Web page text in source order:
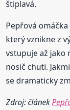
štiplavá.
Pepřová
který vznikne z
vstupuje až jako
nosič chuti.
se dramaticky
Zdroj: článek